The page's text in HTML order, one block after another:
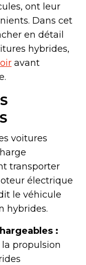
ont leur
Dans cet
en détail
hybrides,
avant
voitures
transporter
électrique
le véhicule
hybrides.
:
propulsion